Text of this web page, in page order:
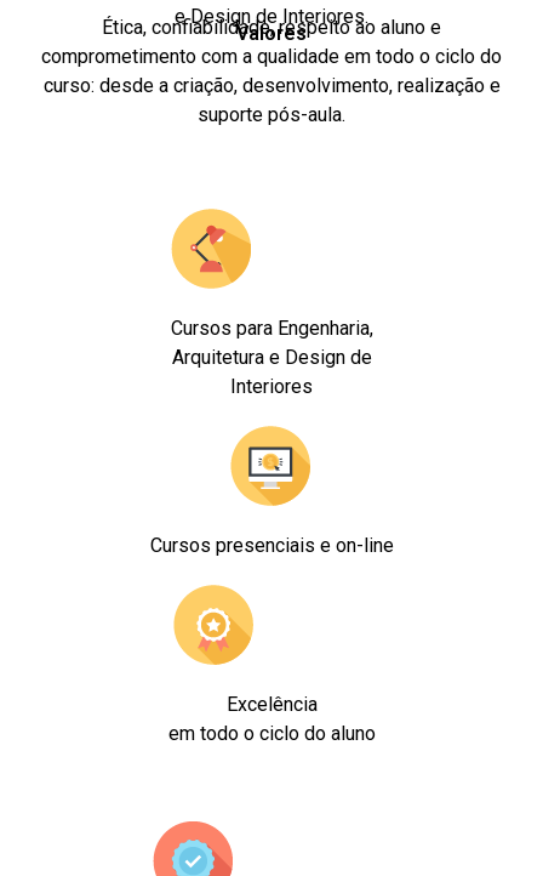
e Design de Interiores.
Valores
Ética, confiabilidade, respeito ao aluno e
comprometimento com a qualidade em todo o ciclo do
curso: desde a criação, desenvolvimento, realização e
suporte pós-aula.
Cursos para Engenharia,
Arquitetura e Design de
Interiores
Cursos presenciais e on-line
Excelência
em todo o ciclo do aluno